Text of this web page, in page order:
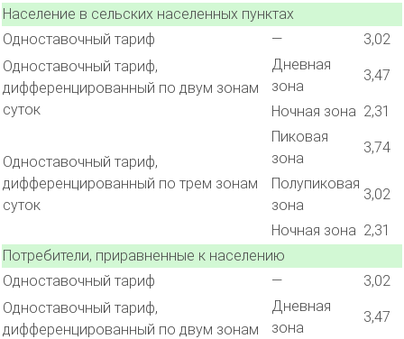
Население в сельских населенных пунктах
Одноставочный тариф
—
3,02
Одноставочный тариф,
дифференцированный по двум зонам
суток
Дневная
зона
3,47
Ночная зона 2,31
Одноставочный тариф,
дифференцированный по трем зонам
суток
Пиковая
зона
3,74
Полупиковая
зона
3,02
Ночная зона 2,31
Потребители, приравненные к населению
Одноставочный тариф
—
3,02
Одноставочный тариф,
дифференцированный по двум зонам
Дневная
зона
3,47